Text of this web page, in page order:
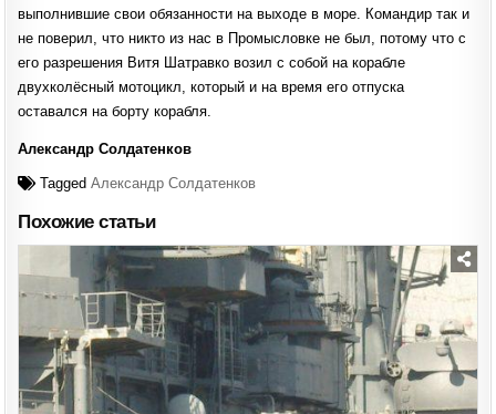
выполнившие свои обязанности на выходе в море. Командир так и
не поверил, что никто из нас в Промысловке не был, потому что с
его разрешения Витя Шатравко возил с собой на корабле
двухколёсный мотоцикл, который и на время его отпуска
оставался на борту корабля.
Александр Солдатенков
TaggedАлександр Солдатенков
Похожие статьи
Posted
in